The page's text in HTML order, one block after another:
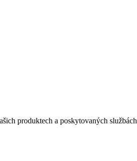
produktech a poskytovaných službách